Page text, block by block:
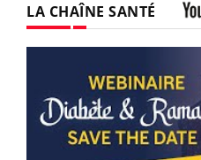
LA CHAÎNE SANTÉ